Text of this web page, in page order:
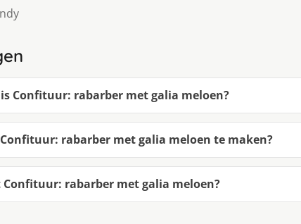
Confituur: rabarber met galia meloen?
rabarber met galia meloen te maken?
rabarber met galia meloen?